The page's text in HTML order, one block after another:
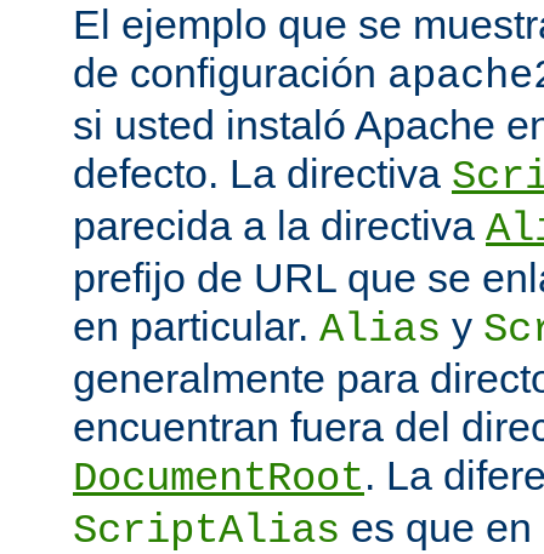
El ejemplo que se
de configuración
si usted instaló Apache
defecto. La directiva
parecida a la directiva
prefijo de URL que se
en particular. Alias y
generalmente para
encuentran fuera del
DocumentRoot. La
ScriptAlias es que en